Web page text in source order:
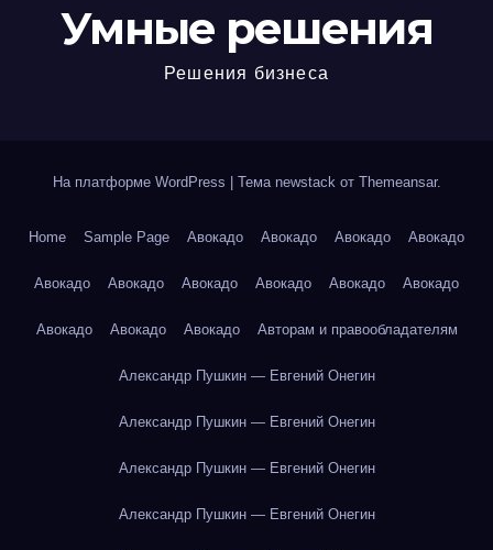
Умные решения
Решения бизнеса
На платформе WordPress Тема newstack от Themeansar.
Home Sample Page Авокадо Авокадо Авокадо Авокадо
Авокадо Авокадо Авокадо Авокадо Авокадо Авокадо
Авокадо Авокадо Авокадо Авторам и правообладателям
Александр Пушкин — Евгений Онегин
Александр Пушкин — Евгений Онегин
Александр Пушкин — Евгений Онегин
Александр Пушкин — Евгений Онегин